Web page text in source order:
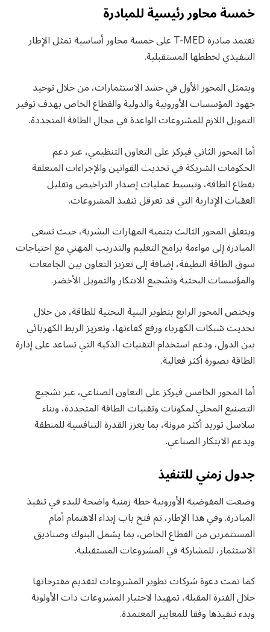
خمسة محاور رئيسية للمبادرة
تعتمد مبادرة T-MED على خمسة محاور أساسية تمثل الإطار
التنفيذي لخططها المستقبلية.
ويتمثل المحور الأول في حشد الاستثمارات، من خلال توحيد
جهود المؤسسات الأوروبية والدولية والقطاع الخاص بهدف توفير
التمويل اللازم للمشروعات الواعدة في مجال الطاقة المتجددة.
أما المحور الثاني فيركز على التعاون التنظيمي، عبر دعم
الحكومات الشريكة في تحديث القوانين والإجراءات المتعلقة
بقطاع الطاقة، وتبسيط عمليات إصدار التراخيص وتقليل
العقبات الإدارية التي قد تعرقل تنفيذ المشروعات.
ويتعلق المحور الثالث بتنمية المهارات البشرية، حيث تسعى
المبادرة إلى مواءمة برامج التعليم والتدريب المهني مع احتياجات
سوق الطاقة النظيفة، إضافة إلى تعزيز التعاون بين الجامعات
والمؤسسات البحثية وتشجيع الابتكار والتمويل الأخضر.
ويختص المحور الرابع بتطوير البنية التحتية للطاقة، من خلال
تحديث شبكات الكهرباء ورفع كفاءتها، وتعزيز الربط الكهربائي
بين الدول، ودعم استخدام التقنيات الذكية التي تساعد على إدارة
الطاقة بصورة أكثر فعالية.
أما المحور الخامس فيركز على التعاون الصناعي، عبر تشجيع
التصنيع المحلي لمكونات وتقنيات الطاقة المتجددة، وبناء
سلاسل توريد أكثر مرونة، بما يعزز القدرة التنافسية للمنطقة
ويدعم الابتكار الصناعي.
جدول زمني للتنفيذ
وضعت المفوضية الأوروبية خطة زمنية واضحة للبدء في تنفيذ
المبادرة. وفي هذا الإطار، تم فتح باب إبداء الاهتمام أمام
المستثمرين من القطاع الخاص، بما يشمل البنوك وصناديق
الاستثمار، للمشاركة في المشروعات المستقبلية.
كما تمت دعوة شركات تطوير المشروعات لتقديم مقترحاتها
خلال الفترة المقبلة، تمهيدا لاختيار المشروعات ذات الأولوية
وبدء تنفيذها وفقا للمعايير المعتمدة.